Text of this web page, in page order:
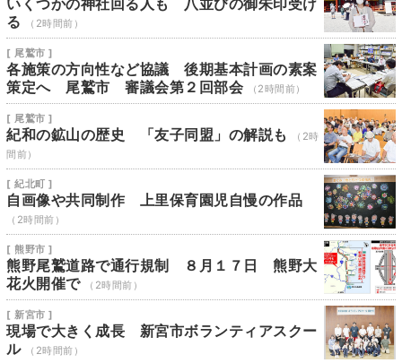
いくつかの神社回る人も 八並びの御朱印受け
る
（2時間前）
[ 尾鷲市 ]
各施策の方向性など協議 後期基本計画の素案
策定へ 尾鷲市 審議会第２回部会
（2時間前）
[ 尾鷲市 ]
紀和の鉱山の歴史 「友子同盟」の解説も
（2時
間前）
[ 紀北町 ]
自画像や共同制作 上里保育園児自慢の作品
（2時間前）
[ 熊野市 ]
熊野尾鷲道路で通行規制 ８月１７日 熊野大
花火開催で
（2時間前）
[ 新宮市 ]
現場で大きく成長 新宮市ボランティアスクー
ル
（2時間前）